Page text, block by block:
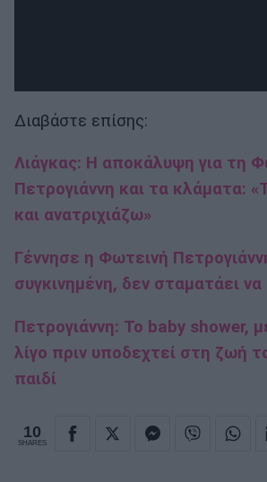
Διαβάστε επίσης:
Λιάγκας: Η αποκάλυψη για τη
Πετρογιάννη και τα κλάματα:
και ανατριχιάζω»
Γέννησε η Φωτεινή
συγκινημένη, δεν σταματάει να
Πετρογιάννη: Το baby shower,
λίγο πριν υποδεχτεί στη ζωή
παιδί
10
SHARES